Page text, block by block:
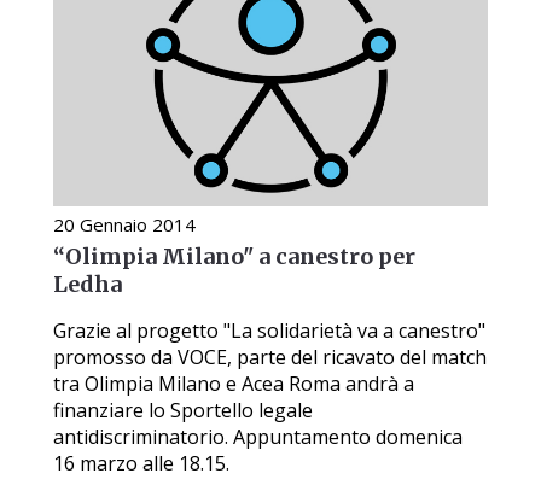
20 Gennaio 2014
“Olimpia Milano" a canestro per
Ledha
Grazie al progetto "La solidarietà va a canestro"
promosso da VOCE, parte del ricavato del match
tra Olimpia Milano e Acea Roma andrà a
finanziare lo Sportello legale
antidiscriminatorio. Appuntamento domenica
16 marzo alle 18.15.